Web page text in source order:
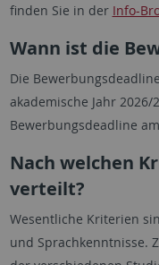
finden Sie in der Info-
Wann ist die
Die
akademische Jahr 2026/
Bewerbungsdeadline
Nach welchen
verteilt?
Wesentliche Kriterien
und Sprachkenntnisse.